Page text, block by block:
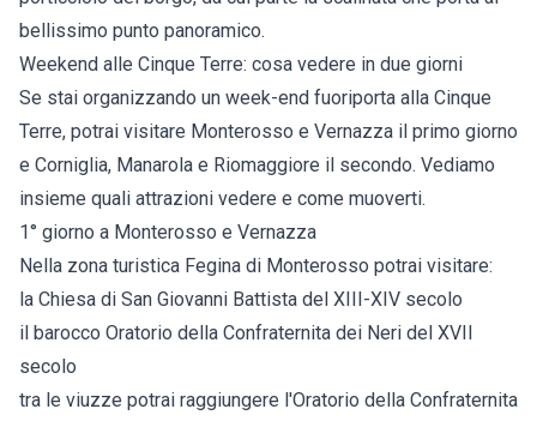
bellissimo punto panoramico.
Weekend alle Cinque Terre: cosa vedere in due giorni
Se stai organizzando un week-end fuoriporta alla Cinque
Terre, potrai visitare Monterosso e Vernazza il primo giorno
e Corniglia, Manarola e Riomaggiore il secondo. Vediamo
insieme quali attrazioni vedere e come muoverti.
1° giorno a Monterosso e Vernazza
Nella zona turistica Fegina di Monterosso potrai visitare:
la Chiesa di San Giovanni Battista del XIII-XIV secolo
il barocco Oratorio della Confraternita dei Neri del XVII
secolo
tra le viuzze potrai raggiungere l'Oratorio della Confraternita